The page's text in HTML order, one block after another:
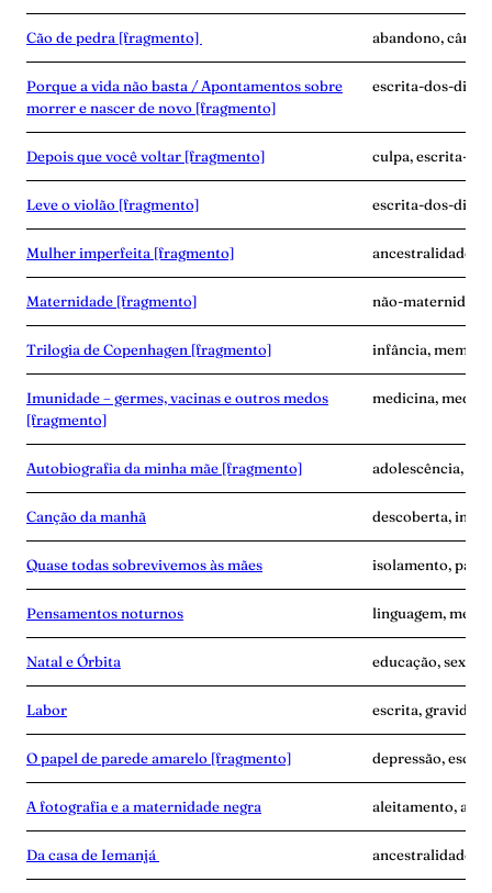
Cão de pedra [fragmento] abandono,
Porque a vida não basta / Apontamentos sobre
morrer e nascer de novo [fragmento]
escrita-dos-dias,
Depois que você voltar [fragmento] culpa, escrita-
Leve o violão [fragmento] escrita-dos-dias,
Mulher imperfeita [fragmento] ancestralidade,
Maternidade [fragmento] não-
Trilogia de Copenhagen [fragmento] infância,
Imunidade – germes, vacinas e outros medos
[fragmento]
medicina, medo,
Autobiografia da minha mãe [fragmento] adolescência,
Canção da manhã descoberta,
Quase todas sobrevivemos às mães isolamento,
Pensamentos noturnos linguagem,
Natal e Órbita educação, sexo,
Labor escrita, gravidez,
O papel de parede amarelo [fragmento] depressão,
A fotografia e a maternidade negra aleitamento,
Da casa de Iemanjá ancestralidade,